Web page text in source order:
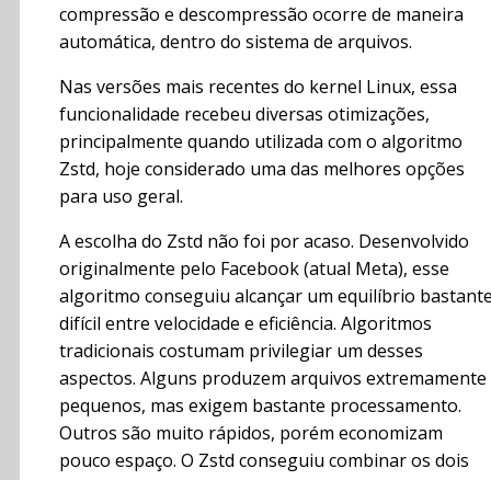
compressão e descompressão ocorre de maneira
automática, dentro do sistema de arquivos.
Nas versões mais recentes do kernel Linux, essa
funcionalidade recebeu diversas otimizações,
principalmente quando utilizada com o algoritmo
Zstd, hoje considerado uma das melhores opções
para uso geral.
A escolha do Zstd não foi por acaso. Desenvolvido
originalmente pelo Facebook (atual Meta), esse
algoritmo conseguiu alcançar um equilíbrio
difícil entre velocidade e eficiência. Algoritmos
tradicionais costumam privilegiar um desses
aspectos. Alguns produzem arquivos extremamente
pequenos, mas exigem bastante processamento.
Outros são muito rápidos, porém economizam
pouco espaço. O Zstd conseguiu combinar os dois